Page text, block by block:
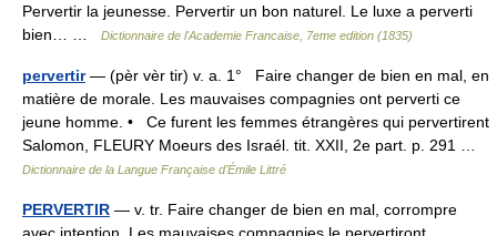
Pervertir la jeunesse. Pervertir un bon naturel. Le luxe a perverti
bien… …
Dictionnaire de l'Academie Francaise, 7eme edition (1835)
pervertir— (pèr vèr tir) v. a. 1° Faire changer de bien en mal, en
matière de morale. Les mauvaises compagnies ont perverti ce
jeune homme. • Ce furent les femmes étrangères qui pervertirent
Salomon, FLEURY Moeurs des Israél. tit. XXII, 2e part. p. 291 …
Dictionnaire de la Langue Française d'Émile Littré
PERVERTIR — v. tr. Faire changer de bien en mal, corrompre
avec intention. Les mauvaises compagnies le pervertiront.